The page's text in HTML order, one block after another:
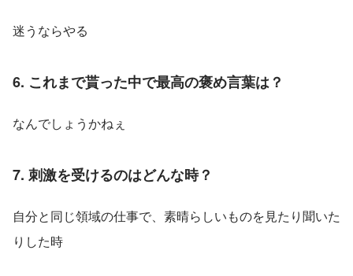
迷うならやる
6. これまで貰った中で最高の褒め言葉は？
なんでしょうかねぇ
7. 刺激を受けるのはどんな時？
自分と同じ領域の仕事で、素晴らしいものを見たり聞いた
りした時